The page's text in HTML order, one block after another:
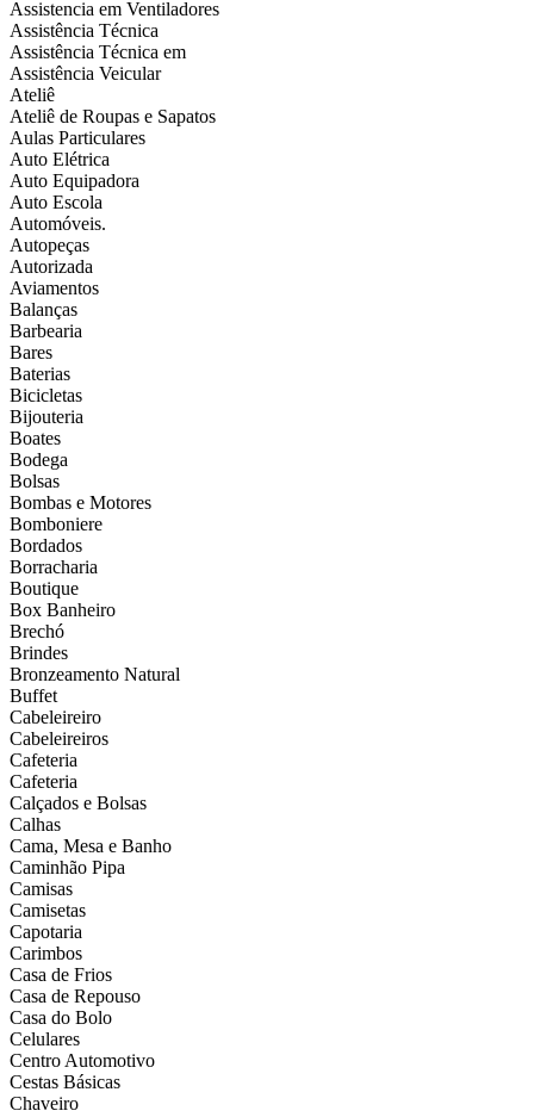
Assistencia em Ventiladores
Assistência Técnica
Assistência Técnica em
Assistência Veicular
Ateliê
Ateliê de Roupas e Sapatos
Aulas Particulares
Auto Elétrica
Auto Equipadora
Auto Escola
Automóveis.
Autopeças
Autorizada
Aviamentos
Balanças
Barbearia
Bares
Baterias
Bicicletas
Bijouteria
Boates
Bodega
Bolsas
Bombas e Motores
Bomboniere
Bordados
Borracharia
Boutique
Box Banheiro
Brechó
Brindes
Bronzeamento Natural
Buffet
Cabeleireiro
Cabeleireiros
Cafeteria
Cafeteria
Calçados e Bolsas
Calhas
Cama, Mesa e Banho
Caminhão Pipa
Camisas
Camisetas
Capotaria
Carimbos
Casa de Frios
Casa de Repouso
Casa do Bolo
Celulares
Centro Automotivo
Cestas Básicas
Chaveiro